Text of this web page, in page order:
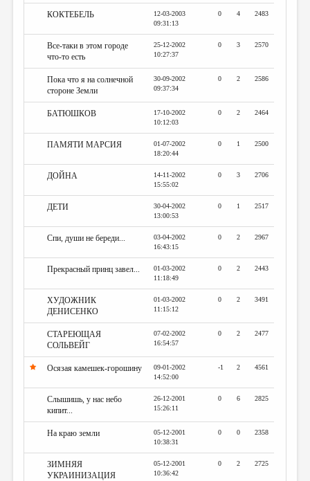
КОКТЕБЕЛЬ
12-03-2003
09:31:13
0 4 2483
Все-таки в этом городе
что-то есть
25-12-2002
10:27:37
0 3 2570
Пока что я на солнечной
стороне Земли
30-09-2002
09:37:34
0 2 2586
БАТЮШКОВ
17-10-2002
10:12:03
0 2 2464
ПАМЯТИ МАРСИЯ
01-07-2002
18:20:44
0 1 2500
ДОЙНА
14-11-2002
15:55:02
0 3 2706
ДЕТИ
30-04-2002
13:00:53
0 1 2517
Спи, души не береди...
03-04-2002
16:43:15
0 2 2967
Прекрасный принц завел...
01-03-2002
11:18:49
0 2 2443
ХУДОЖНИК
ДЕНИСЕНКО
01-03-2002
11:15:12
0 2 3491
СТАРЕЮЩАЯ
СОЛЬВЕЙГ
07-02-2002
16:54:57
0 2 2477
Осязая камешек-горошину
09-01-2002
14:52:00
-1 2 4561
Слышишь, у нас небо
кипит...
26-12-2001
15:26:11
0 6 2825
На краю земли
05-12-2001
10:38:31
0 0 2358
ЗИМНЯЯ
УКРАИНИЗАЦИЯ
05-12-2001
10:36:42
0 2 2725